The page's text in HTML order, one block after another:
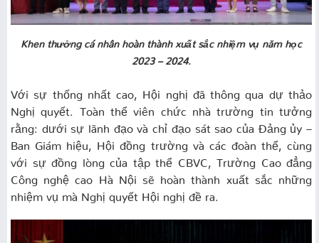
Khen thưởng cá nhân hoàn thành xuất sắc nhiệm vụ năm học
2023 – 2024.
Với sự thống nhất cao, Hội nghị đã thông qua dự thảo
Nghị quyết. Toàn thể viên chức nhà trường tin tưởng
rằng: dưới sự lãnh đạo và chỉ đạo sát sao của Đảng ủy –
Ban Giám hiệu, Hội đồng trường và các đoàn thể, cùng
với sự đồng lòng của tập thể CBVC, Trường Cao đẳng
Công nghệ cao Hà Nội sẽ hoàn thành xuất sắc những
nhiệm vụ mà Nghị quyết Hội nghị đề ra.